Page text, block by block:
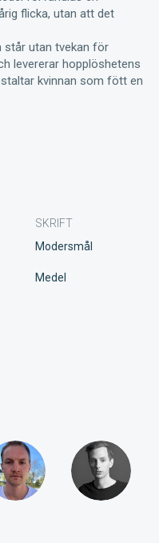
flicka, utan att det
står utan tvekan för
levererar hopplöshetens
kvinnan som fött en
SKRIFT
Modersmål
Medel